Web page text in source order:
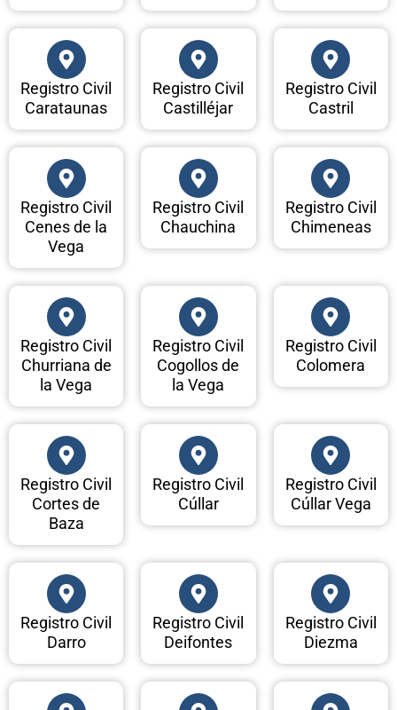
Registro Civil
Carataunas
Registro Civil
Castilléjar
Registro Civil
Castril
Registro Civil
Cenes de la
Vega
Registro Civil
Chauchina
Registro Civil
Chimeneas
Registro Civil
Churriana de
la Vega
Registro Civil
Cogollos de
la Vega
Registro Civil
Colomera
Registro Civil
Cortes de
Baza
Registro Civil
Cúllar
Registro Civil
Cúllar Vega
Registro Civil
Darro
Registro Civil
Deifontes
Registro Civil
Diezma